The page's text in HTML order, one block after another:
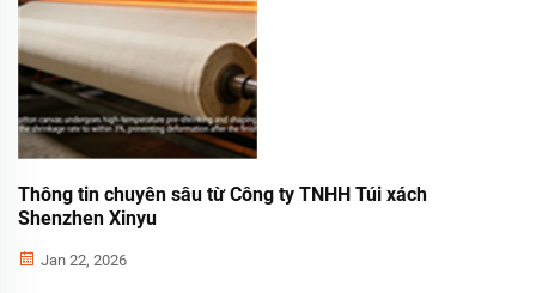
Thông tin chuyên sâu từ Công ty TNHH Túi xách
Shenzhen Xinyu
Jan 22, 2026